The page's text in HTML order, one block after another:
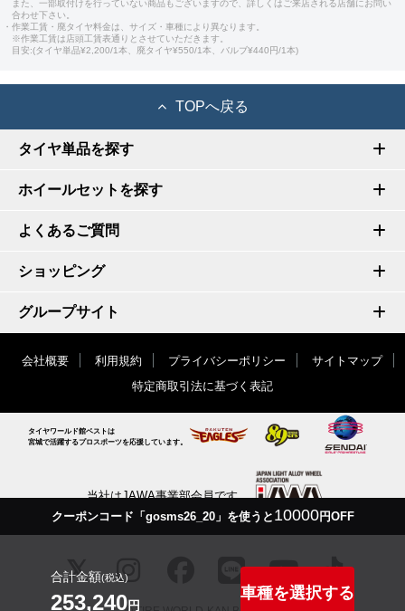
クーポンコード「gosms26_20」を使うと 10000円OFF
合計金額(税込)
253,240円
車種を選択する
また、一部取付けを行っていない商品もございますので、詳しくはご来店される店舗にお問い
合わせ下さい。
・作業工賃・廃タイヤ料金は、サイズ・車種により異なります。
※作業工賃は店頭工賃表通りとさせていただきます。
目安:(タイヤ単品¥2,200/1本、廃タイヤ¥550/1本、バルブ¥440円/1本)
TOPへ戻る
タイヤ単品を探す
ホイールセットを探す
よくあるご質問
ショッピング
グループサイト
会社概要 利用規約 プライバシーポリシー
サイトマップ
特定商取引法に基づく表記
タイヤワールド館ベストは
宮城で活躍するプロスポーツを応援しています。
当社はJAWA事業部会員です